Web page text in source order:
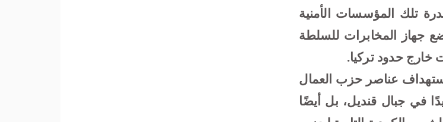
الرئاسي في عام 2018، زادت قدرة تلك المؤسسات الأمنية
جهاز المخابرات للسلطة
خارج حدود تركيا.
عناصر حزب العمال
في جبال قنديل، بل أيضًا